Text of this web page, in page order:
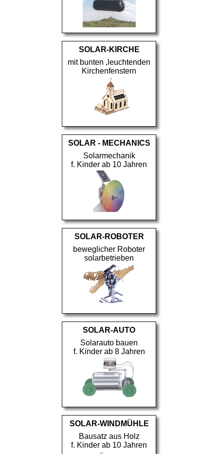
SOLAR-KIRCHE
mit bunten ,leuchtenden
Kirchenfenstern
SOLAR - MECHANICS
Solarmechanik
f. Kinder ab 10 Jahren
SOLAR-ROBOTER
beweglicher Roboter
solarbetrieben
SOLAR-AUTO
Solarauto bauen
f. Kinder ab 8 Jahren
SOLAR-WINDMÜHLE
Bausatz aus Holz
f. Kinder ab 10 Jahren